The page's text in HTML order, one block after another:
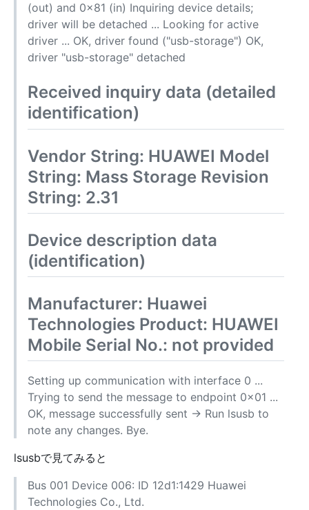
(out) and 0x81 (in) Inquiring device details;
driver will be detached ... Looking for active
driver ... OK, driver found ("usb-storage") OK,
driver "usb-storage" detached
Received inquiry data (detailed
identification)
Vendor String: HUAWEI Model
String: Mass Storage Revision
String: 2.31
Device description data
(identification)
Manufacturer: Huawei
Technologies Product: HUAWEI
Mobile Serial No.: not provided
Setting up communication with interface 0 ...
Trying to send the message to endpoint 0x01 ...
OK, message successfully sent -> Run lsusb to
note any changes. Bye.
lsusbで見てみると
Bus 001 Device 006: ID 12d1:1429 Huawei
Technologies Co., Ltd.